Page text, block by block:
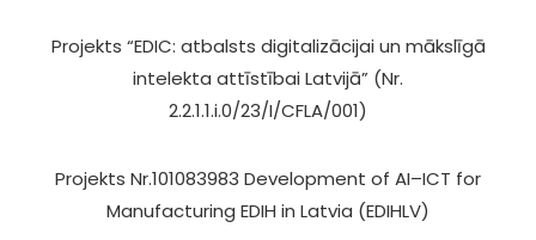
Projekts “EDIC: atbalsts digitalizācijai un mākslīgā
intelekta attīstībai Latvijā” (Nr.
2.2.1.1.i.0/23/I/CFLA/001)
Projekts Nr.101083983 Development of AI–ICT for
Manufacturing EDIH in Latvia (EDIHLV)